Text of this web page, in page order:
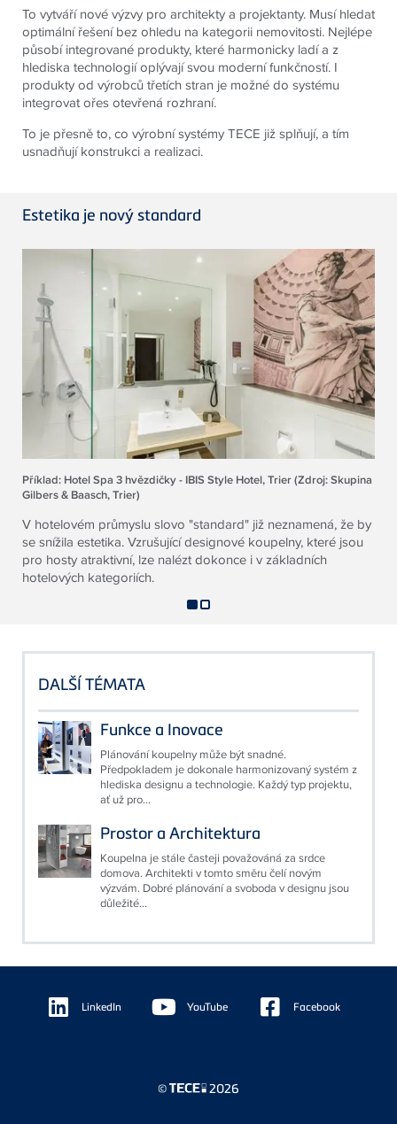
To vytváří nové výzvy pro architekty a projektanty. Musí hledat
optimální řešení bez ohledu na kategorii nemovitosti. Nejlépe
působí integrované produkty, které harmonicky ladí a z
hlediska technologií oplývají svou moderní funkčností. I
produkty od výrobců třetích stran je možné do systému
integrovat ořes otevřená rozhraní.
To je přesně to, co výrobní systémy TECE již splňují, a tím
usnadňují konstrukci a realizaci.
Estetika je nový standard
Příklad: Hotel Spa 3 hvězdičky - IBIS Style Hotel, Trier (Zdroj: Skupina
Gilbers & Baasch, Trier)
V hotelovém průmyslu slovo "standard" již neznamená, že by
se snížila estetika. Vzrušující designové koupelny, které jsou
pro hosty atraktivní, lze nalézt dokonce i v základních
hotelových kategoriích.
DALŠÍ TÉMATA
Funkce a Inovace
Plánování koupelny může být snadné.
Předpokladem je dokonale harmonizovaný systém z
hlediska designu a technologie. Každý typ projektu,
ať už pro...
Prostor a Architektura
Koupelna je stále časteji považováná za srdce
domova. Architekti v tomto směru čelí novým
výzvám. Dobré plánování a svoboda v designu jsou
důležité...
Floating
Sidebar LinkedIn YouTube Facebook
© 2026